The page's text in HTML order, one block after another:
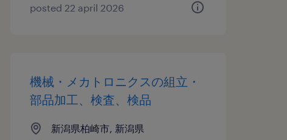
posted 22 april 2026
機械・メカトロニクスの組立・
部品加工、検査、検品
新潟県柏崎市, 新潟県